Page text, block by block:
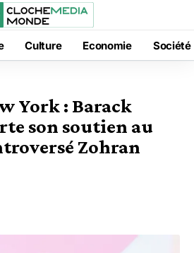
Culture Economie Société
York : Barack
son soutien au
Zohran